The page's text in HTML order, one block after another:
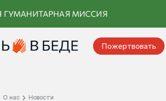
ГУМАНИТАРНАЯ МИССИЯ
Пожертвовать
О нас Новости